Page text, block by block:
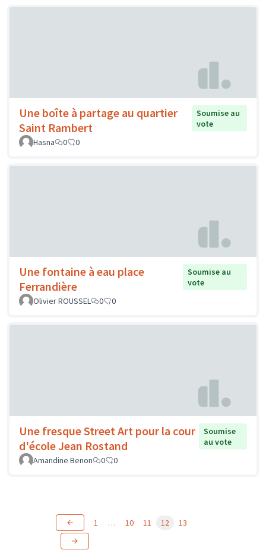
Une boîte à partage au quartier
Saint Rambert
Soumise au
vote
Hasna
0 0
Une fontaine à eau place
Ferrandière
Soumise au
vote
Olivier ROUSSEL
0 0
Une fresque Street Art pour la cour
d'école Jean Rostand
Soumise
au vote
Amandine Benon
0 0
1 … 10 11 12 13